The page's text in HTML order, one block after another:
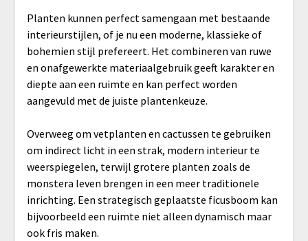
Planten kunnen perfect samengaan met bestaande
interieurstijlen, of je nu een moderne, klassieke of
bohemien stijl prefereert. Het combineren van ruwe
en onafgewerkte materiaalgebruik geeft karakter en
diepte aan een ruimte en kan perfect worden
aangevuld met de juiste plantenkeuze.
Overweeg om vetplanten en cactussen te gebruiken
om indirect licht in een strak, modern interieur te
weerspiegelen, terwijl grotere planten zoals de
monstera leven brengen in een meer traditionele
inrichting. Een strategisch geplaatste ficusboom kan
bijvoorbeeld een ruimte niet alleen dynamisch maar
ook fris maken.